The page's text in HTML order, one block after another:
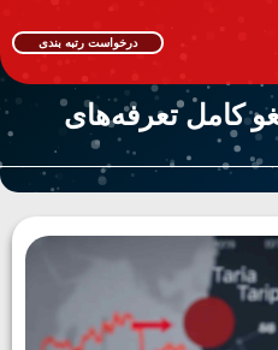
درخواست رتبه بندی
کامل تعرفه‌های